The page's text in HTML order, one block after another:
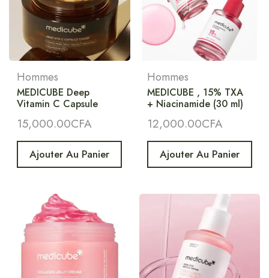
Hommes
MEDICUBE Deep
Vitamin C Capsule
15,000.00CFA
Ajouter Au Panier
Hommes
MEDICUBE , 15% TXA
+ Niacinamide (30 ml)
12,000.00CFA
Ajouter Au Panier